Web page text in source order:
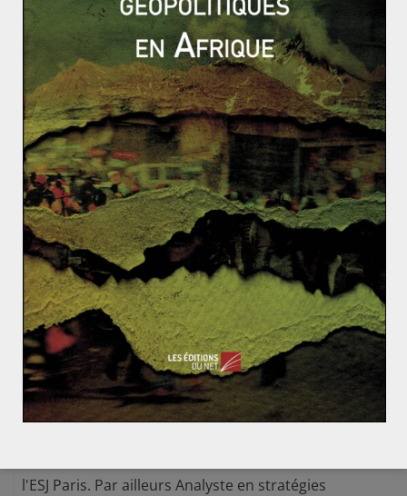
Indien augmente. Si cette tendance se confirme, il y
aura de plus en plus d’infestations de criquets. Seules
une réponse coordonnée des États et l’utilisation de
technologies modernes permettront de lutter contre ce
fléau.
L’Afghanistan post-accord USA-Taliban
Accord russo-ukrainien: une aubaine pour le gaz rus
se ?
Marie-Christine BIDAULT
l'ESJ Paris. Par ailleurs Analyste en stratégies